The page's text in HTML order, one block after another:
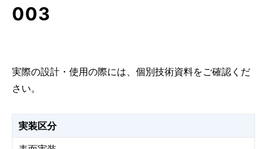
003
実際の設計・使用の際には、個別技術資料をご確認くだ
さい。
実装区分